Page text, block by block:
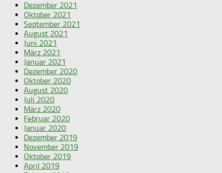
Dezember 2021
Oktober 2021
September 2021
August 2021
Juni 2021
März 2021
Januar 2021
Dezember 2020
Oktober 2020
August 2020
Juli 2020
März 2020
Februar 2020
Januar 2020
Dezember 2019
November 2019
Oktober 2019
April 2019